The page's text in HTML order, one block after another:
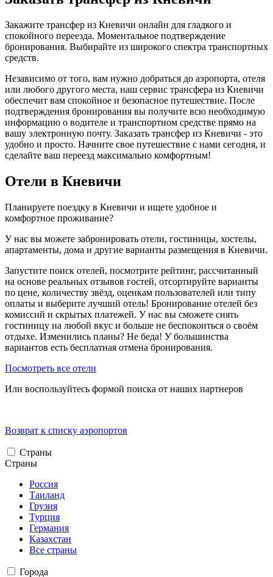
Закажите трансфер из Кневичи онлайн для гладкого и
спокойного переезда. Моментальное подтверждение
бронирования. Выбирайте из широкого спектра транспортных
средств.
Независимо от того, вам нужно добраться до аэропорта, отеля
или любого другого места, наш сервис трансфера из Кневичи
обеспечит вам спокойное и безопасное путешествие. После
подтверждения бронирования вы получите всю необходимую
информацию о водителе и транспортном средстве прямо на
вашу электронную почту. Заказать трансфер из Кневичи - это
удобно и просто. Начните свое путешествие с нами сегодня, и
сделайте ваш переезд максимально комфортным!
Отели в Кневичи
Планируете поездку в Кневичи и ищете удобное и
комфортное проживание?
У нас вы можете забронировать отели, гостиницы, хостелы,
апартаменты, дома и другие варианты размещения в Кневичи.
Запустите поиск отелей, посмотрите рейтинг, рассчитанный
на основе реальных отзывов гостей, отсортируйте варианты
по цене, количеству звёзд, оценкам пользователей или типу
оплаты и выберите лучший отель! Бронирование отелей без
комиссий и скрытых платежей. У нас вы сможете снять
гостиницу на любой вкус и больше не беспокоиться о своём
отдыхе. Изменились планы? Не беда! У большинства
вариантов есть бесплатная отмена бронирования.
Посмотреть все отели
Или воспользуйтесь формой поиска от наших партнеров
Возврат к списку аэропортов
Страны
Страны
Россия
Таиланд
Грузия
Турция
Германия
Казахстан
Все страны
Города